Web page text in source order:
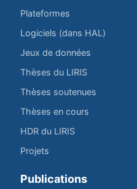
Plateformes
Logiciels (dans HAL)
Jeux de données
Thèses du LIRIS
Thèses soutenues
Thèses en cours
HDR du LIRIS
Projets
Publications